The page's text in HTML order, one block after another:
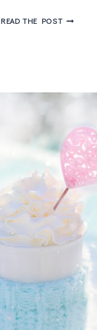
READ THE POST10